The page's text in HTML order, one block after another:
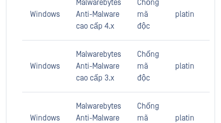
Windows
Malwarebytes
Anti-Malware
cao cấp 4.x
Chống
mã
độc
platin
Windows
Malwarebytes
Anti-Malware
cao cấp 3.x
Chống
mã
độc
platin
Windows
Malwarebytes
Anti-Malware
Chống
mã
platin